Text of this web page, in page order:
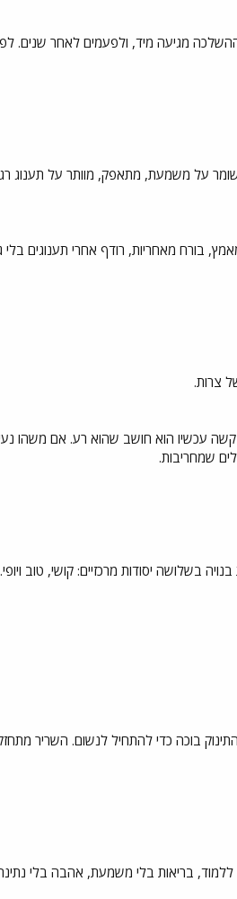
מגיעה מיד, ולפעמים לאחר שנים.
משמעת, מתאפק, מוותר על תענוג רגעי
מאחריות, רודף אחרי תענוגים בלי
צרות.
עכשיו הוא חושב שהוא רע. אם משהו
שמחריבות.
בשלושה יסודות מרכזיים: קושי, טוב ויופי.
בוכה כדי להתחיל לנשום. השריר
ללמוד, בריאות בלי משמעת, אהבה בלי